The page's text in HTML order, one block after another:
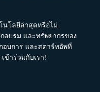
นโลยีล่าสุดหรือไม่
อบรม และทรัพยากรของ
บการ และสตาร์ทอัพที่
ข้าร่วมกับเรา!